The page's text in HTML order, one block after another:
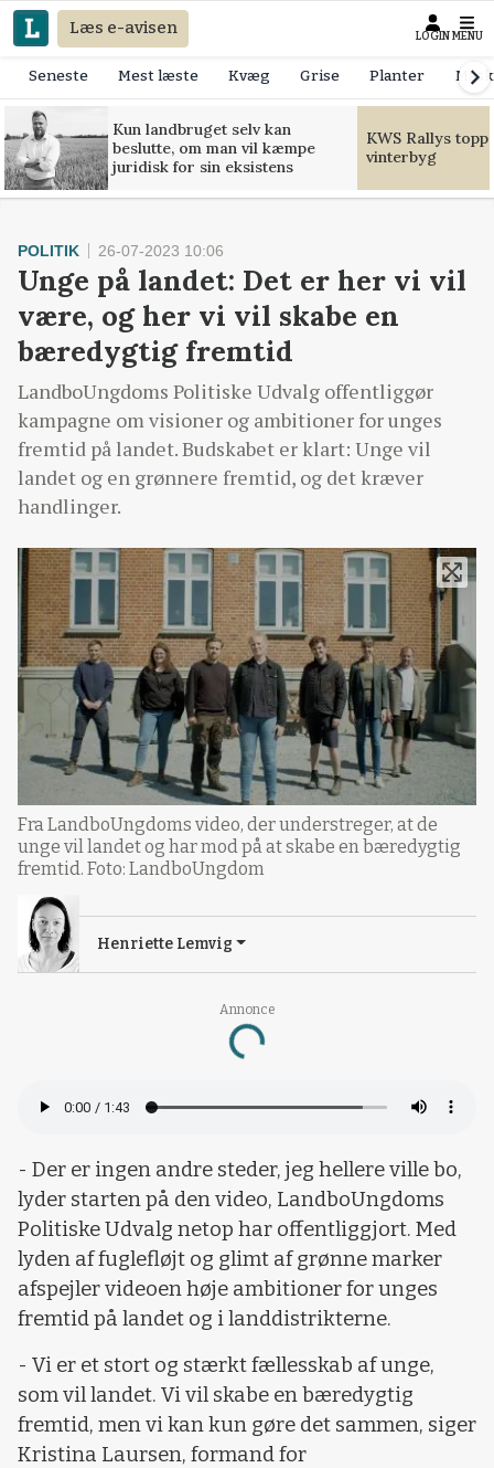
Læs e-avisen LOGIN MENU
Seneste Mest læste Kvæg Grise Planter
Kun landbruget selv kan
beslutte, om man vil kæmpe
juridisk for sin eksistens
KWS Rallys
vinterbyg
Annonce
Loading...
POLITIK 26-07-2023 10:06
Unge på landet: Det er her vi vil
være, og her vi vil skabe en
bæredygtig fremtid
LandboUngdoms Politiske Udvalg offentliggør
kampagne om visioner og ambitioner for unges
fremtid på landet. Budskabet er klart: Unge vil
landet og en grønnere fremtid, og det kræver
handlinger.
Fra LandboUngdoms video, der understreger, at de
unge vil landet og har mod på at skabe en bæredygtig
fremtid. Foto: LandboUngdom
Henriette Lemvig
- Der er ingen andre steder, jeg hellere ville bo,
lyder starten på den video, LandboUngdoms
Politiske Udvalg netop har offentliggjort. Med
lyden af fuglefløjt og glimt af grønne marker
afspejler videoen høje ambitioner for unges
fremtid på landet og i landdistrikterne.
- Vi er et stort og stærkt fællesskab af unge,
som vil landet. Vi vil skabe en bæredygtig
fremtid, men vi kan kun gøre det sammen, siger
Kristina Laursen, formand for